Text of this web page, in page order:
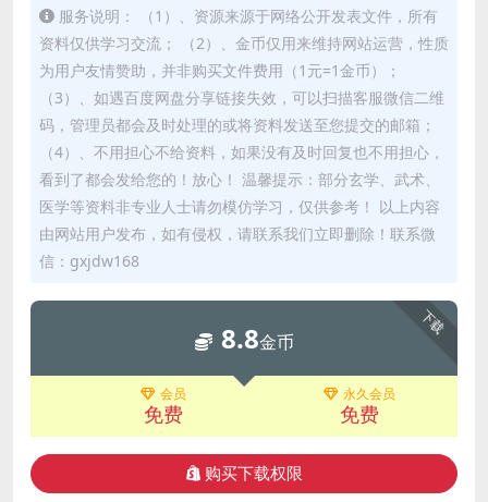
服务说明： （1）、资源来源于网络公开发表文件，所有
资料仅供学习交流； （2）、金币仅用来维持网站运营，性质
为用户友情赞助，并非购买文件费用（1元=1金币）；
（3）、如遇百度网盘分享链接失效，可以扫描客服微信二维
码，管理员都会及时处理的或将资料发送至您提交的邮箱；
（4）、不用担心不给资料，如果没有及时回复也不用担心，
看到了都会发给您的！放心！ 温馨提示：部分玄学、武术、
医学等资料非专业人士请勿模仿学习，仅供参考！ 以上内容
由网站用户发布，如有侵权，请联系我们立即删除！联系微
信：gxjdw168
下载
8.8金币
会员
免费
永久会员
免费
购买下载权限